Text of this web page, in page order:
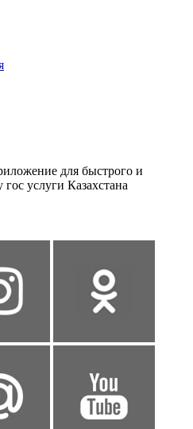
для быстрого и
услуги Казахстана